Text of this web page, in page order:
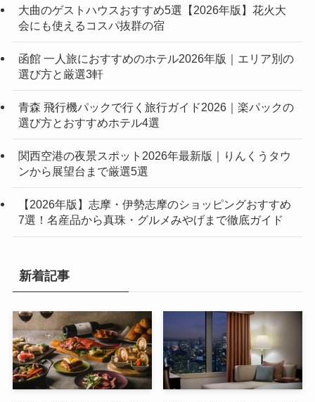
大曲のゲストハウスおすすめ5選【2026年版】花火大
会にも使えるコスパ抜群の宿
函館 一人旅におすすめのホテル2026年版｜エリア別の
選び方と厳選3軒
青森 飛行機パックで行く旅行ガイド2026｜楽パックの
選び方とおすすめホテル4選
関西空港の夜景スポット2026年最新版｜りんくうタウ
ンから展望台まで厳選5選
【2026年版】志摩・伊勢志摩のショッピングおすすめ
7選！名産品から真珠・グルメみやげまで徹底ガイド
新着記事